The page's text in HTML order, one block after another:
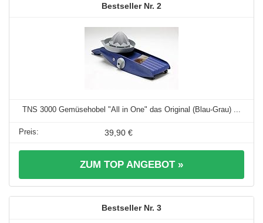
2
TNS 3000 Gemüsehobel "All in One" das Original (Blau-Grau) ...
39,90 €
ZUM TOP ANGEBOT »
3